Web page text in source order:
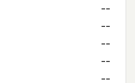
--
--
--
--
--